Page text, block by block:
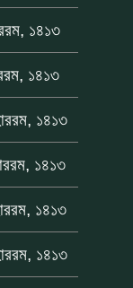
১৪১৩
১৪১৩
১৪১৩
১৪১৩
১৪১৩
১৪১৩